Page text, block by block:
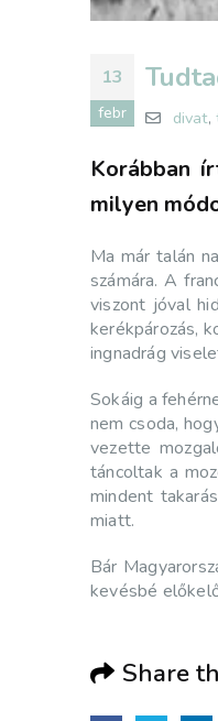
13
febr divat,
Korábban
milyen
Ma már talán
számára. A
viszont jóval
kerékpározás,
ingnadrág
Sokáig a
nem csoda,
vezette
táncoltak a
mindent
miatt.
Bár
kevésbé
Share